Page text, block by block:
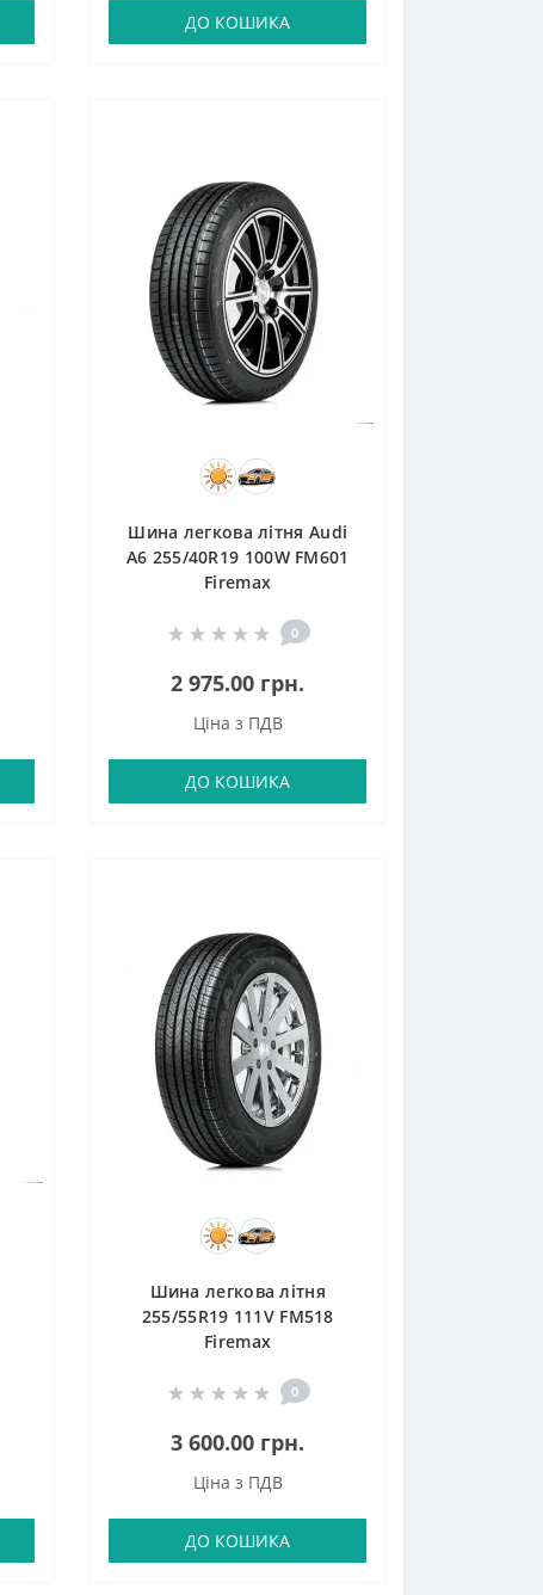
ДО КОШИКА
Шина легкова літня Audi
A6 255/40R19 100W FM601
Firemax
0
2 975.00 грн.
Ціна з ПДВ
ДО КОШИКА
Шина легкова літня
255/55R19 111V FM518
Firemax
0
3 600.00 грн.
Ціна з ПДВ
ДО КОШИКА